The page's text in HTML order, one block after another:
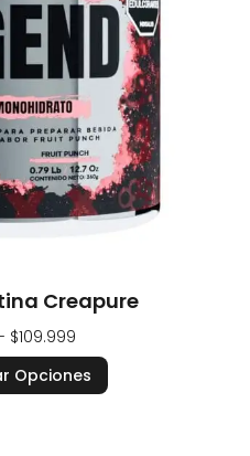
Creapure
$109.999
Opciones